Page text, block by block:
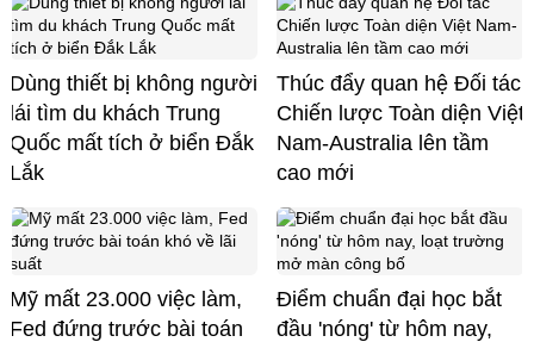
Dùng thiết bị không người
lái tìm du khách Trung
Quốc mất tích ở biển Đắk
Lắk
Thúc đẩy quan hệ Đối tác
Chiến lược Toàn diện Việt
Nam-Australia lên tầm
cao mới
Mỹ mất 23.000 việc làm,
Fed đứng trước bài toán
Điểm chuẩn đại học bắt
đầu 'nóng' từ hôm nay,